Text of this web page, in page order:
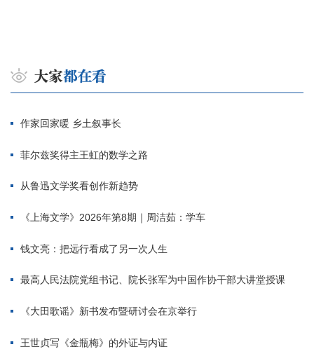
作家回家暖 乡土叙事长
菲尔兹奖得主王虹的数学之路
从鲁迅文学奖看创作新趋势
《上海文学》2026年第8期｜周洁茹：学车
钱文亮：把远行看成了另一次人生
最高人民法院党组书记、院长张军为中国作协干部大讲堂授课
《大田歌谣》新书发布暨研讨会在京举行
王世贞写《金瓶梅》的外证与内证